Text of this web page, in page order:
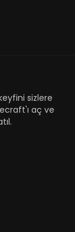
sizlere
aç ve